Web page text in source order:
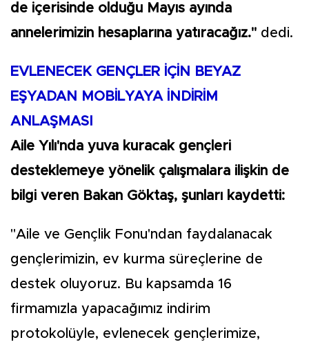
de içerisinde olduğu Mayıs ayında
annelerimizin hesaplarına yatıracağız." dedi.
EVLENECEK GENÇLER İÇİN BEYAZ
EŞYADAN MOBİLYAYA İNDİRİM
ANLAŞMASI
Aile Yılı'nda yuva kuracak gençleri
desteklemeye yönelik çalışmalara ilişkin de
bilgi veren Bakan Göktaş, şunları kaydetti:
"Aile ve Gençlik Fonu'ndan faydalanacak
gençlerimizin, ev kurma süreçlerine de
destek oluyoruz. Bu kapsamda 16
firmamızla yapacağımız indirim
protokolüyle, evlenecek gençlerimize,